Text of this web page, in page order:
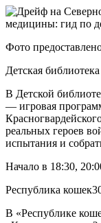
Фото
Детская
В Детской
— игровая
реальных героев
испытания и
Начало в 18:30,
Республика
В «Республике